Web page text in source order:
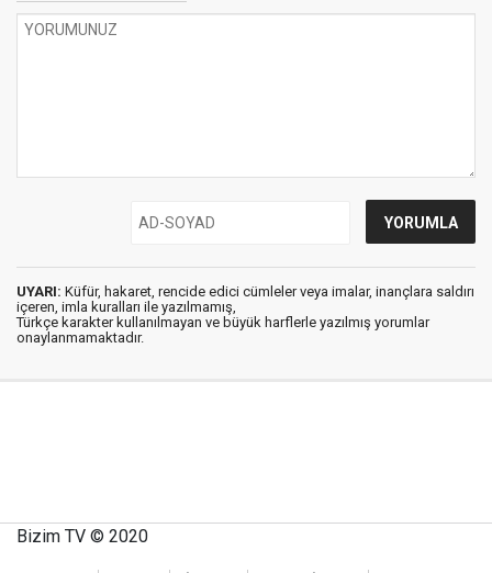
UYARI: Küfür, hakaret, rencide edici cümleler veya imalar, inançlara saldırı
içeren, imla kuralları ile yazılmamış,
Türkçe karakter kullanılmayan ve büyük harflerle yazılmış yorumlar
onaylanmamaktadır.
Bizim TV © 2020